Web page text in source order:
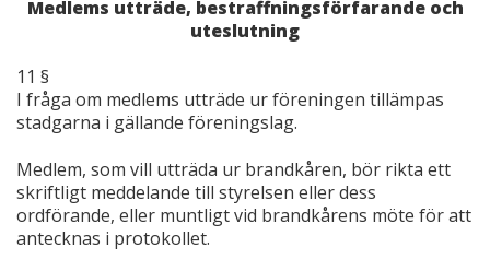
Medlems utträde, bestraffningsförfarande och
uteslutning
11 §
I fråga om medlems utträde ur föreningen tillämpas
stadgarna i gällande föreningslag.
Medlem, som vill utträda ur brandkåren, bör rikta ett
skriftligt meddelande till styrelsen eller dess
ordförande, eller muntligt vid brandkårens möte för att
antecknas i protokollet.